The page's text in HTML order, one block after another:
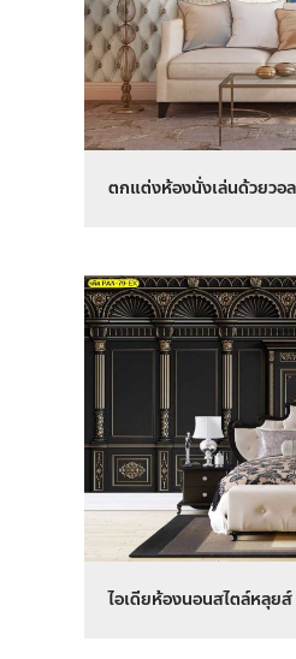
ตกแต่งห้องนั่งเล่นด้วยวอ
ไอเดียห้องนอนสไตล์หลุยส์